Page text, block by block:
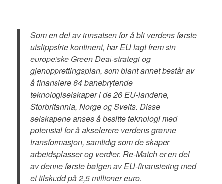
Som en del av innsatsen for å bli verdens første
utslippsfrie kontinent, har EU lagt frem sin
europeiske Green Deal-strategi og
gjenopprettingsplan, som blant annetbestår av
å finansiere 64 banebrytende
teknologiselskaper i de 26 EU-landene,
Storbritannia, Norge og Sveits. Disse
selskapene anses å besitte teknologi med
potensial for å akselerere verdens grønne
transformasjon, samtidig som de skaper
arbeidsplasser og verdier. Re-Match er en del
av denne første bølgen av EU-finansiering med
et tilskudd på 2,5 millioner euro.